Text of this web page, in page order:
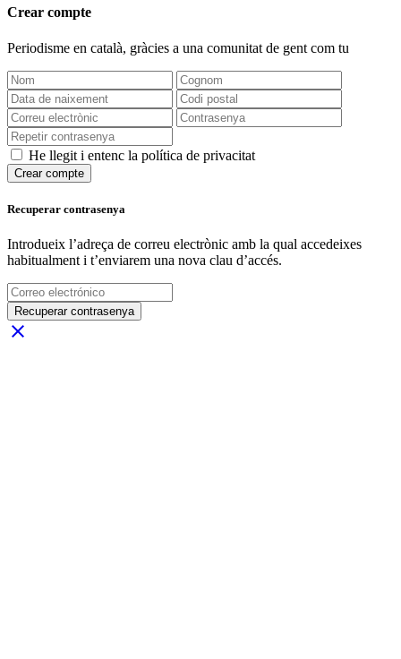
Crear compte
Periodisme en català, gràcies a una comunitat de gent com tu
He llegit i entenc la política de privacitat
Crear compte
Recuperar contrasenya
Introdueix l’adreça de correu electrònic amb la qual accedeixes
habitualment i t’enviarem una nova clau d’accés.
Recuperar contrasenya
close